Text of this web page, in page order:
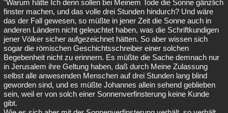
"Warum hätte Ich denn sollen bei Meinem Tode die Sonne gänzlich
finster machen, und das volle drei Stunden hindurch? Und wäre
das der Fall gewesen, so müßte in jener Zeit die Sonne auch in
anderen Ländern nicht geleuchtet haben, was die Schriftkundigen
jener Völker sicher aufgezeichnet hätten. So aber wissen sich
sogar die römischen Geschichtsschreiber einer solchen
Begebenheit nicht zu erinnern. Es müßte die Sache demnach nur
in Jerusalem ihre Geltung haben, daß durch Meine Zulassung
selbst alle anwesenden Menschen auf drei Stunden lang blind
geworden sind, und es müßte Johannes allein sehend geblieben
sein, weil er von solch einer Sonnenverfinsterung keine Kunde
gibt.